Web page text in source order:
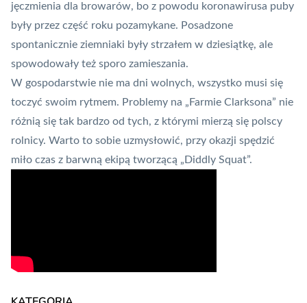
jęczmienia dla browarów, bo z powodu koronawirusa puby
były przez część roku pozamykane. Posadzone
spontanicznie ziemniaki były strzałem w dziesiątkę, ale
spowodowały też sporo zamieszania.
W gospodarstwie nie ma dni wolnych, wszystko musi się
toczyć swoim rytmem. Problemy na „Farmie Clarksona” nie
różnią się tak bardzo od tych, z którymi mierzą się polscy
rolnicy. Warto to sobie uzmysłowić, przy okazji spędzić
miło czas z barwną ekipą tworzącą „Diddly Squat”.